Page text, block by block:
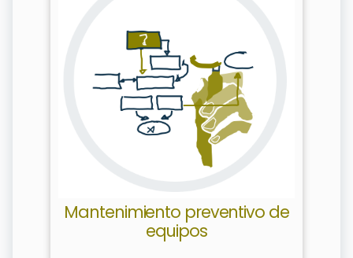
Mantenimiento preventivo de
equipos